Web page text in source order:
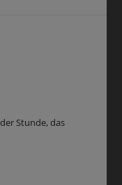
Stunde, das